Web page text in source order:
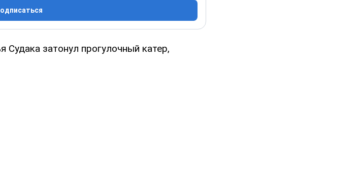
Судака затонул прогулочный катер,